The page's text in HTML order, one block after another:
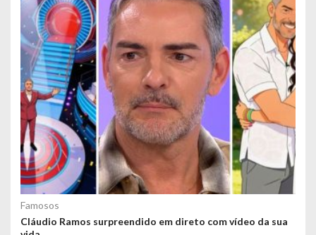
Famosos
Cláudio Ramos surpreendido em direto com vídeo da sua